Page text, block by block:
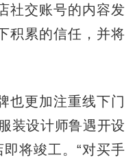
社交账号的内容发
积累的信任，并将
更加注重线下门
装设计师鲁遇开设
将竣工。“对买手